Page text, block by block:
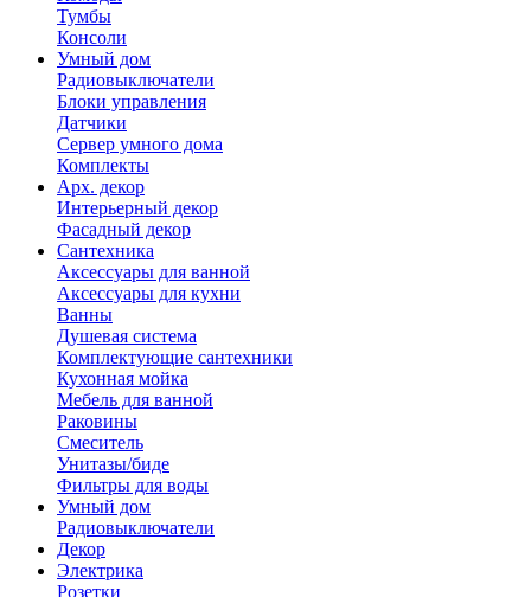
Тумбы
Консоли
Умный дом
Радиовыключатели
Блоки управления
Датчики
Сервер умного дома
Комплекты
Арх. декор
Интерьерный декор
Фасадный декор
Сантехника
Аксессуары для ванной
Аксессуары для кухни
Ванны
Душевая система
Комплектующие сантехники
Кухонная мойка
Мебель для ванной
Раковины
Смеситель
Унитазы/биде
Фильтры для воды
Умный дом
Радиовыключатели
Декор
Электрика
Розетки